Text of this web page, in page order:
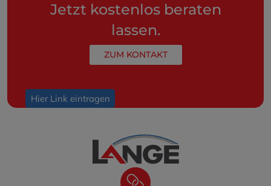
Jetzt kostenlos beraten
lassen.
ZUM KONTAKT
Hier Link eintragen